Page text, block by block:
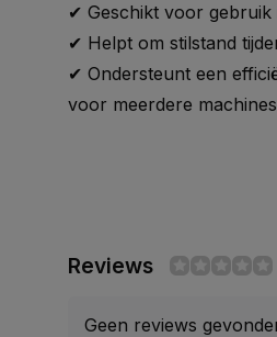
✔ Geschikt voor
✔ Helpt om stilstand
✔ Ondersteunt een
voor meerdere machines
Reviews
Geen reviews